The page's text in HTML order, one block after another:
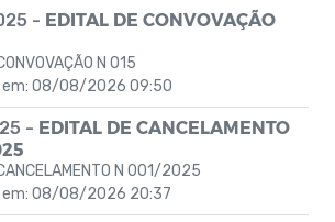
- EDITAL DE CONVOVAÇÃO
N 015
em: 08/08/2026 09:50
- EDITAL DE CANCELAMENTO
N 001/2025
em: 08/08/2026 20:37